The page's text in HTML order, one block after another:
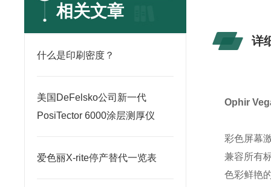
相关文章
什么是印刷密度？
美国DeFelsko公司新一代
PosiTector 6000涂层测厚仪
爱色丽X-rite停产替代一览表
详
Ophir
彩色屏幕
兼容所有
色彩鲜艳